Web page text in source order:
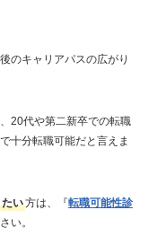
のキャリアパスの広がり
20代や第二新卒での転職
十分転職可能だと言えま
い方は、『転職可能性診
い。